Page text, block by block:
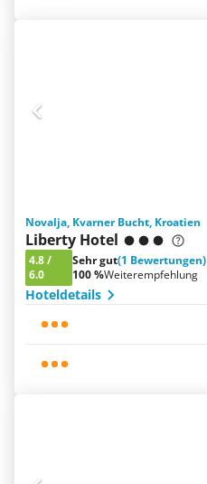
Novalja, Kvarner Bucht, Kroatien
Liberty Hotel
4.8/
6.0
Sehr gut(1 Bewertungen)
100 %Weiterempfehlung
Hoteldetails